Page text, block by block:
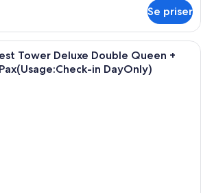
Se priser
Ett hotellrum med två sängar, ett
Tower Deluxe Double Queen +
in DayOnly)